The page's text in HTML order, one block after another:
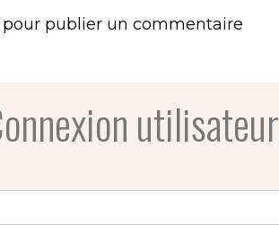
pour publier un commentaire
utilisateur